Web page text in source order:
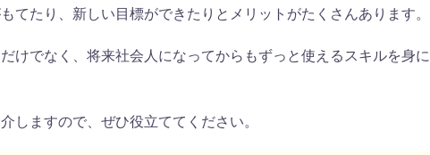
てたり、新しい目標ができたりとメリットがたくさんあります。
けでなく、将来社会人になってからもずっと使えるスキルを身に
しますので、ぜひ役立ててください。